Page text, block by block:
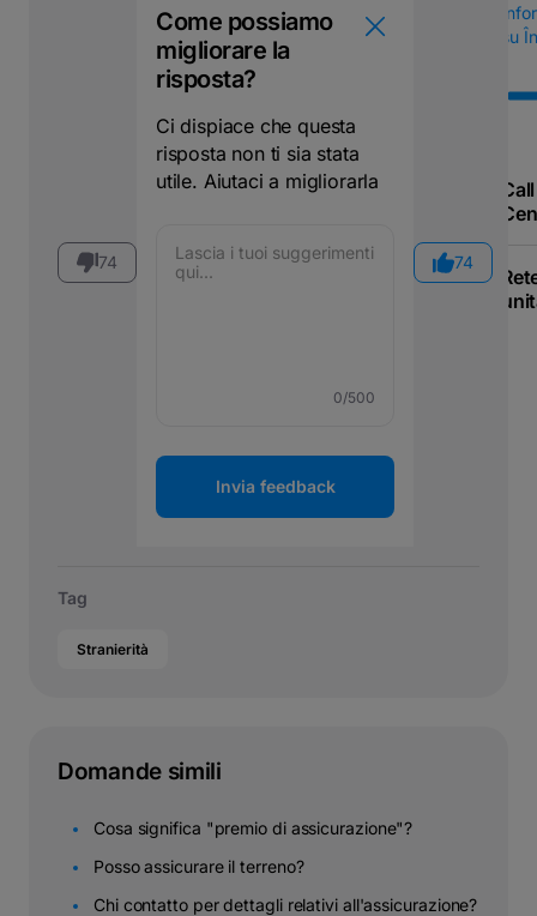
su
Call
74
Come possiamo
migliorare la
risposta?
Ci dispiace che questa
risposta non ti sia stata
utile. Aiutaci a migliorarla
0/500
Invia feedback
74
Tag
Stranierità
Domande simili
Cosa significa "premio di assicurazione"?
Posso assicurare il terreno?
Chi contatto per dettagli relativi all'assicurazione?